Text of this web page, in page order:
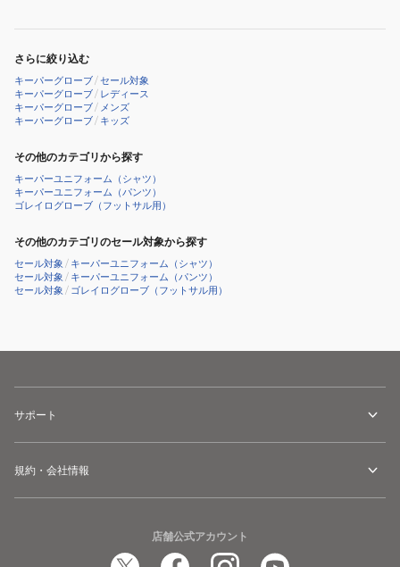
さらに絞り込む
キーパーグローブ/セール対象
キーパーグローブ/ レディース
キーパーグローブ/ メンズ
キーパーグローブ/ キッズ
その他のカテゴリから探す
キーパーユニフォーム（シャツ）
キーパーユニフォーム（パンツ）
ゴレイログローブ（フットサル用）
その他のカテゴリのセール対象から探す
セール対象 / キーパーユニフォーム（シャツ）
セール対象 / キーパーユニフォーム（パンツ）
セール対象 / ゴレイログローブ（フットサル用）
サポート
規約・会社情報
店舗公式アカウント